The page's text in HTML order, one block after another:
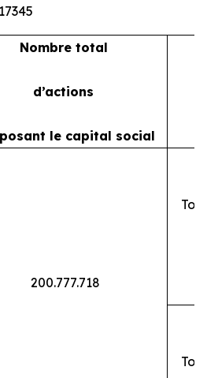
Nombre total
d’actions
le capital social
200.777.718